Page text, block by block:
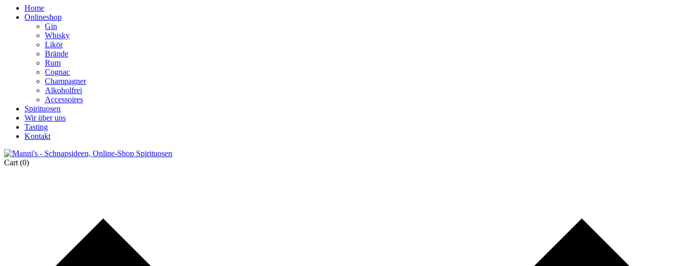
Home
Onlineshop
Gin
Whisky
Likör
Brände
Rum
Cognac
Champagner
Alkoholfrei
Accessoires
Spirituosen
Wir über uns
Tasting
Kontakt
Cart (0)